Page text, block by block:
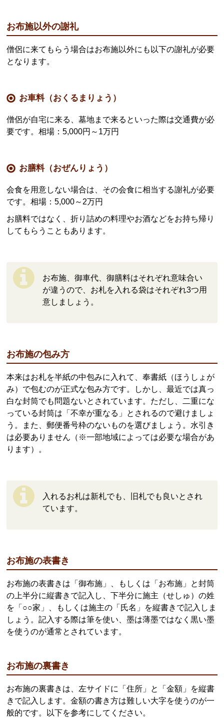
お布施以外の謝礼
僧侶に来てもらう場合はお布施以外にも以下の謝礼が必要
となります。
お車料（おくるまりょう）
僧侶が自宅に来る、墓地まで来るといった際は交通費が必
要です。相場：5,000円～1万円
お膳料（おぜんりょう）
会食を用意しない場合は、その会食に相当する謝礼が必要
です。相場：5,000～2万円
お膳料ではなく、折り詰めの料理やお酒などをお持ち帰り
してもらうこともあります。
お布施、御車代、御膳料はそれぞれ意味合い
が違うので、お札を入れる袋はそれぞれ3つ用
意しましょう。
お布施の包み方
本来はお札を半紙の中包みに入れて、奉書紙（ほうしょが
み）で包むのが正式な包み方です。しかし、最近では真っ
白な封筒でも問題ないとされています。ただし、二重にな
っている封筒は「不幸が重なる」とされるので避けましょ
う。また、郵便番号枠のないものを選びましょう。水引き
は必要ありません（※一部地域によっては必要な場合があ
ります）。
入れるお札は新札でも、旧札でも良いとされ
ています。
お布施の表書き
お布施の表書きは「御布施」、もしくは「お布施」と封筒
の上半分に縦書きで記入し、下半分に施主（せしゅ）の姓
を「○○家」、もしくは施主の「氏名」を縦書きで記入しま
しょう。記入する際は筆を使い、墨は薄墨ではなく黒い墨
を使うのが通常とされています。
お布施の裏書き
お布施の裏書きは、左サイドに「住所」と「金額」を縦書
きで記入します。金額の書き方は難しい大字を使うのが一
般的です。以下を参考にしてください。